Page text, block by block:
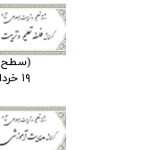
(سطح3)
۱۹ خرداد ۰۵